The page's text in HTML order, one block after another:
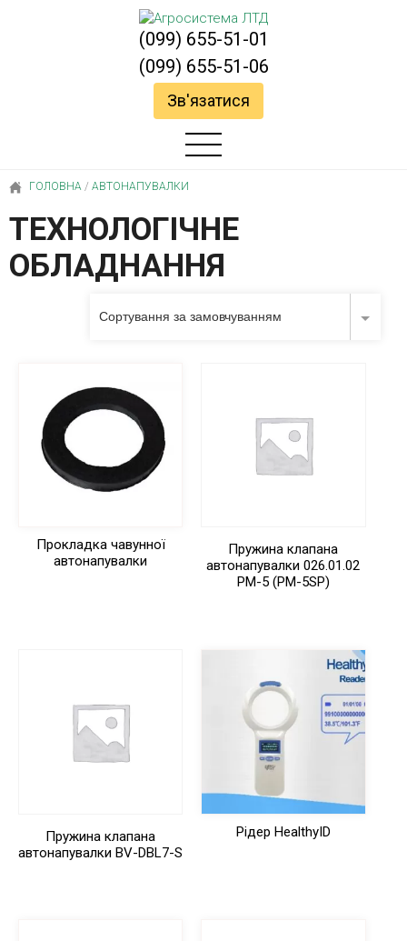
(099) 655-51-01
(099) 655-51-06
Зв'язатися
ГОЛОВНА / AВТОНАПУВАЛКИ
ТЕХНОЛОГІЧНЕ
ОБЛАДНАННЯ
Сортування за замовчуванням
Прокладка чавунної
автонапувалки
Пружина клапана
автонапувалки 026.01.02
РМ-5 (РМ-5SP)
Пружина клапана
автонапувалки BV-DBL7-S
Рідер HealthyID